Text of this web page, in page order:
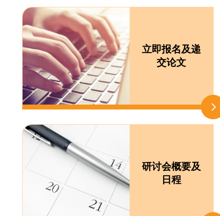
立即报名及递
交论文
研讨会概要及
日程